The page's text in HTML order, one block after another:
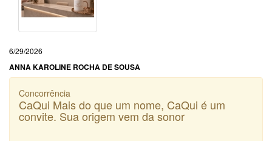
6/29/2026
ANNA KAROLINE ROCHA DE SOUSA
Concorrência
CaQui Mais do que um nome, CaQui é um
convite. Sua origem vem da sonor